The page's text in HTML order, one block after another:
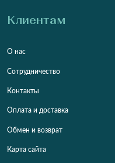
Клиентам
О нас
Сотрудничество
Контакты
Оплата и доставка
Обмен и возврат
Карта сайта